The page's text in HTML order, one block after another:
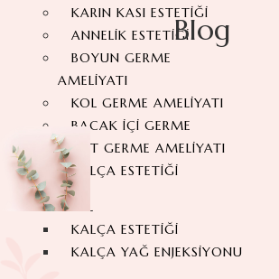
KARIN KASI ESTETIĞI
ANNELIK ESTETIĞI
BOYUN GERME
AMELIYATI
KOL GERME AMELIYATI
BACAK İÇI GERME
SIRT GERME AMELIYATI
KALÇA ESTETIĞI
BBL
KALÇA ESTETIĞI
KALÇA YAĞ ENJEKSIYONU
Blog